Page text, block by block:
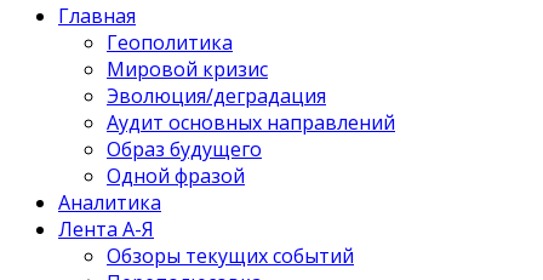
Главная
Геополитика
Мировой кризис
Эволюция/деградация
Аудит основных направлений
Образ будущего
Одной фразой
Аналитика
Лента А-Я
Обзоры текущих событий